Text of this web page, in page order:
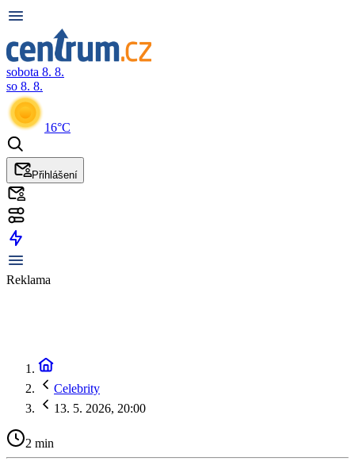
sobota 8. 8.
so 8. 8.
16°C
Přihlášení
Reklama
Celebrity
13. 5. 2026, 20:00
2 min